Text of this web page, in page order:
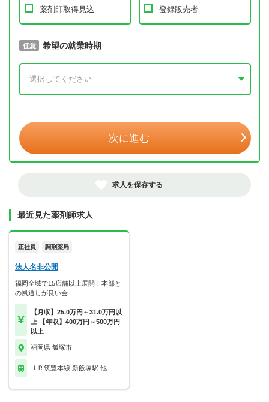
薬剤師取得見込 登録販売者
必須 取得予定年
任意 希望の就業時期
次に進む
求人を保存する
最近見た薬剤師求人
正社員 調剤薬局
法人名非公開
福岡全域で15店舗以上展開！本部と
の風通しが良い会…
【月収】25.0万円～31.0万円以
上 【年収】400万円～500万円
以上
福岡県 飯塚市
ＪＲ筑豊本線 新飯塚駅 他